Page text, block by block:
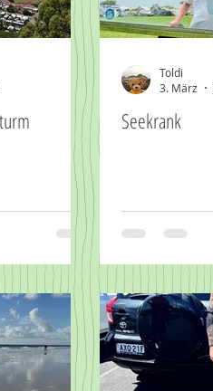
Seekrank
Toldi
3. März